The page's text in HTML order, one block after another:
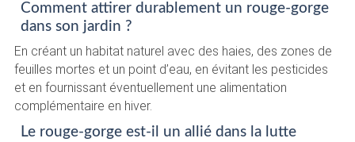
Comment attirer durablement un rouge-gorge
dans son jardin ?
En créant un habitat naturel avec des haies, des zones de
feuilles mortes et un point d’eau, en évitant les pesticides
et en fournissant éventuellement une alimentation
complémentaire en hiver.
Le rouge-gorge est-il un allié dans la lutte